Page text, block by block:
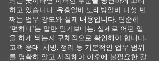
하고 있습니다. 유흥알바 노래방알바 다섯 번
째는 업무 강도와 실제 내용입니다. 단순히
“편하다”는 말만 믿기보다는, 실제로 어떤 일
을 하게 되는지 구체적으로 확인해야 합니다.
고객 응대, 서빙, 정리 등 기본적인 업무 범위
를 명확히 알고 시작해야 이후에 불필요한 갈